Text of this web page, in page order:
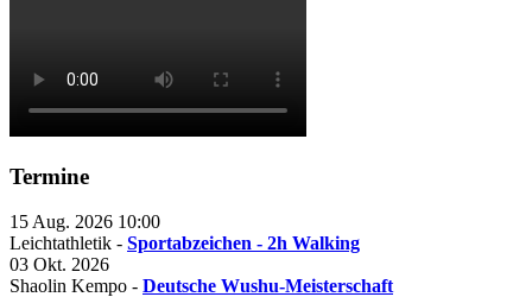
Termine
15 Aug. 2026 10:00
Leichtathletik - Sportabzeichen - 2h Walking
03 Okt. 2026
Shaolin Kempo - Deutsche Wushu-Meisterschaft